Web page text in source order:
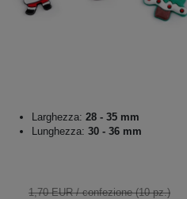
Larghezza: 28 - 35 mm
Lunghezza: 30 - 36 mm
1,70 EUR/ confezione (10 pz.)